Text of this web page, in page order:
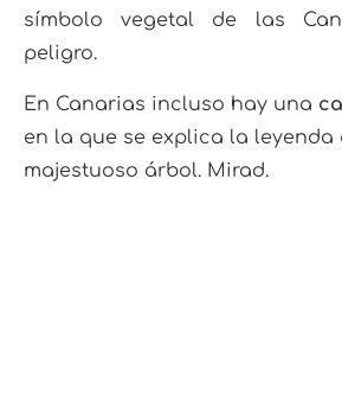
símbolo vegetal de las
peligro.
En Canarias incluso hay una
en la que se explica la leyenda
majestuoso árbol. Mirad.